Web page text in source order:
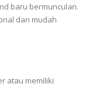
baru bermunculan.
dan mudah
atau memiliki